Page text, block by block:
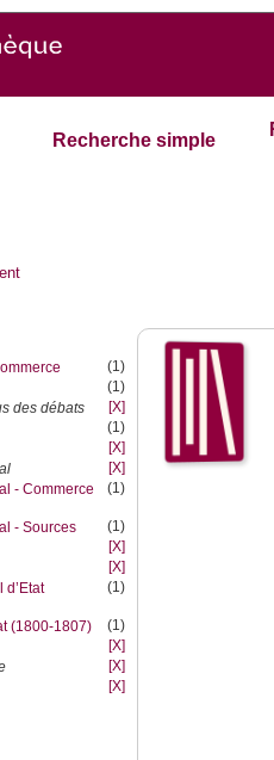
Recherche simple
(1)
(1)
des débats
[X]
(1)
[X]
[X]
- Commerce
(1)
- Sources
(1)
[X]
[X]
d’Etat
(1)
(1800-1807)
(1)
[X]
[X]
[X]